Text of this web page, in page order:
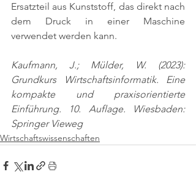
Ersatzteil aus Kunststoff, das direkt nach
dem Druck in einer Maschine
verwendet werden kann.
Kaufmann, J.; Mülder, W. (2023):
Grundkurs Wirtschaftsinformatik. Eine
kompakte und praxisorientierte
Einführung. 10. Auflage. Wiesbaden:
Springer Vieweg
Wirtschaftswissenschaften